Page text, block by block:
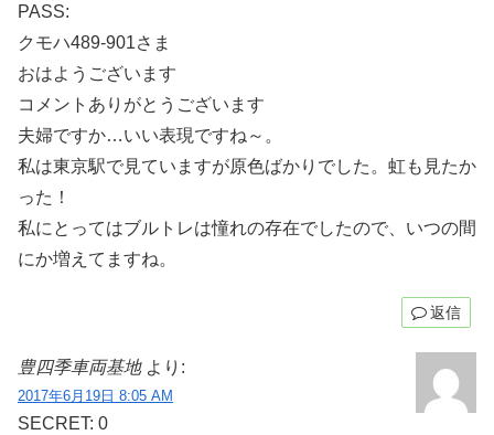
PASS:
クモハ489-901さま
おはようございます
コメントありがとうございます
夫婦ですか…いい表現ですね～。
私は東京駅で見ていますが原色ばかりでした。虹も見たか
った！
私にとってはブルトレは憧れの存在でしたので、いつの間
にか増えてますね。
返信
豊四季車両基地 より:
2017年6月19日 8:05 AM
SECRET: 0